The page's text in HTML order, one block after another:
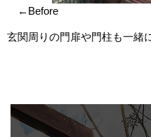
←Before
玄関周りの門扉や門柱も一緒